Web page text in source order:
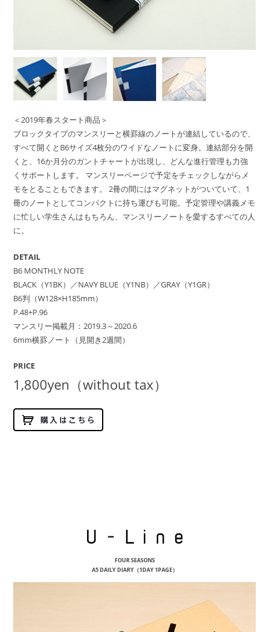
＜2019年春スタート商品＞
ブロックタイプのマンスリーと横罫線のノートが連結しているので、
すべて開くとB6サイズ4枚分のワイドなノートに変身。連結部分を開
くと、16か月分のガントチャートが出現し、どんな進行管理も力強
くサポートします。 マンスリーページで予定をチェックしながらメ
モをとることもできます。 2冊の間にはマグネットがついていて、1
冊のノートとしてコンパクトに持ち運びも可能。予定管理や講義メモ
に忙しい学生さんはもちろん、マンスリーノートを愛するすべての人
に。
DETAIL
B6 MONTHLY NOTE
BLACK（Y1BK）／NAVY BLUE（Y1NB）／GRAY（Y1GR）
B6判（W128×H185mm）
P.48+P.96
マンスリー掲載月：2019.3～2020.6
6mm横罫ノート（見開き2週間）
PRICE
1,800yen（without tax）
FOUR SEASONS
A5 DAILY DIARY（1DAY 1PAGE）